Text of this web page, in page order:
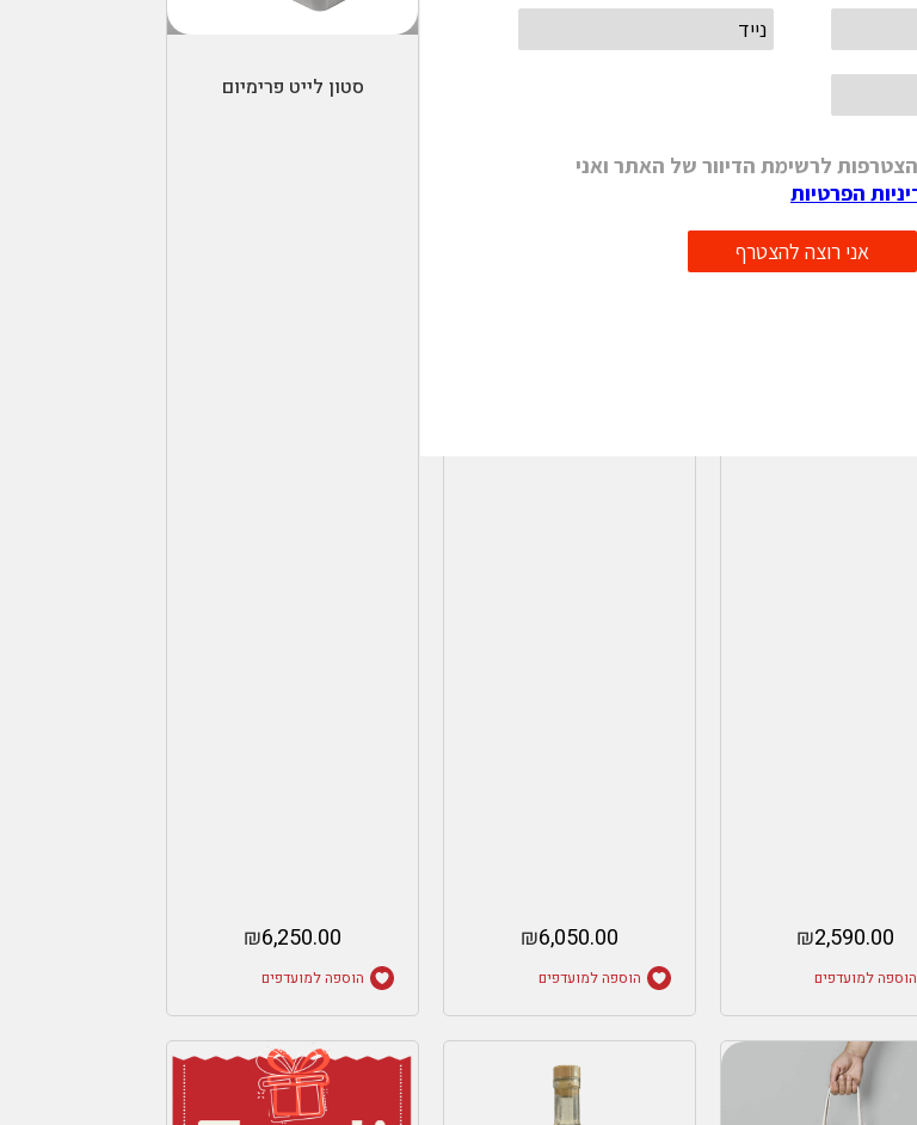
purista
₪2,590.00
הוספה למועדפים
₪6,050.00
הוספה למועדפים
סטון לייט פרימיום
₪6,250.00
הוספה למועדפים